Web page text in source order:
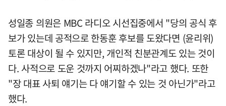
성일종 의원은 MBC 라디오 시선집중에서 "당의 공식 후
보가 있는데 공적으로 한동훈 후보를 도왔다면 (윤리위)
토론 대상이 될 수 있지만, 개인적 친분관계도 있는 것이
다. 사적으로 도운 것까지 어찌하겠나"라고 했다. 또한
"장 대표 사퇴 얘기는 다 얘기할 수 있는 것 아닌가"라고
했다.